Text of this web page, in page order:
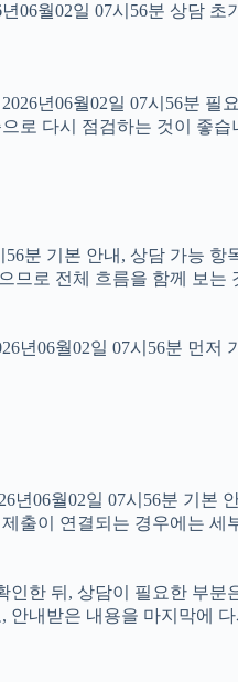
월02일 07시56분 상담
년06월02일 07시56분 필
로 다시 점검하는 것이 좋습
분 기본 안내, 상담 가능
므로 전체 흐름을 함께 보는
06월02일 07시56분 먼저
06월02일 07시56분 기본
출이 연결되는 경우에는 세
한 뒤, 상담이 필요한 부분
내받은 내용을 마지막에